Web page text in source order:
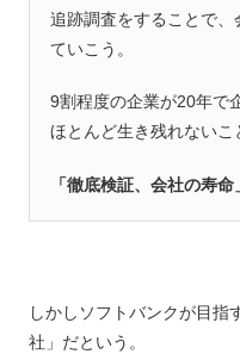
追跡調査をすることで
ていこう。
9割程度の企業が20年で
ほとんど生き残れないこ
「徹底検証、会社の寿命
しかしソフトバンクが目指
社」だという。